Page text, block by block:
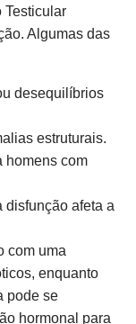
Testicular
Algumas das
desequilíbrios
estruturais.
homens com
disfunção afeta a
com uma
enquanto
pode se
hormonal para